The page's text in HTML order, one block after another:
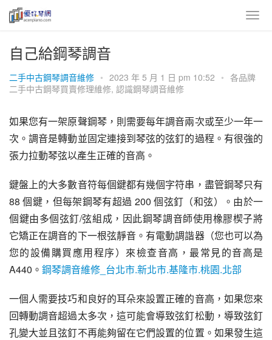
自己給鋼琴調音
二手中古鋼琴調音維修 • 2023 年 5 月 1 日 pm 10:52 • 各品牌
二手中古鋼琴買賣修理維修, 認識鋼琴調音維修
如果您有一架原聲鋼琴，則需要每年調音兩次或至少一年一
次。調音是轉動並固定連接到琴弦的弦釘的過程。有很強的
張力拉動琴弦以產生正確的音高。
鍵盤上的大多數音符每個鍵都有幾個字符串，盡管鋼琴只有
88 個鍵，但每架鋼琴有超過 200 個弦釘（和弦）。由於一
個鍵由多個弦釘/弦組成，因此鋼琴調音師使用橡膠楔子將
它矯正在調音的下一根弦靜音。有電動調諧器（您也可以為
您的設備購買應用程序）來檢查音高，最常見的音高是
A440。 鋼琴調音維修_台北市.新北市.基隆市.桃園.北部
一個人需要技巧和良好的耳朵來設置正確的音高，如果您來
回轉動調音超過太多次，這可能會導致弦釘松動，導致弦釘
孔變大並且弦釘不再能夠留在它們設置的位置。如果發生這